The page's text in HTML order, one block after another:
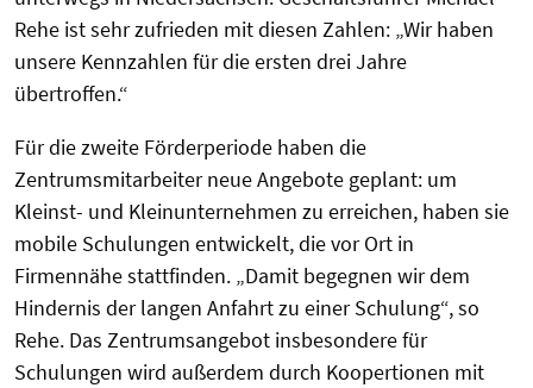
Rehe ist sehr zufrieden mit diesen Zahlen: „Wir haben
unsere Kennzahlen für die ersten drei Jahre
übertroffen.“
Für die zweite Förderperiode haben die
Zentrumsmitarbeiter neue Angebote geplant: um
Kleinst- und Kleinunternehmen zu erreichen, haben sie
mobile Schulungen entwickelt, die vor Ort in
Firmennähe stattfinden. „Damit begegnen wir dem
Hindernis der langen Anfahrt zu einer Schulung“, so
Rehe. Das Zentrumsangebot insbesondere für
Schulungen wird außerdem durch Koopertionen mit